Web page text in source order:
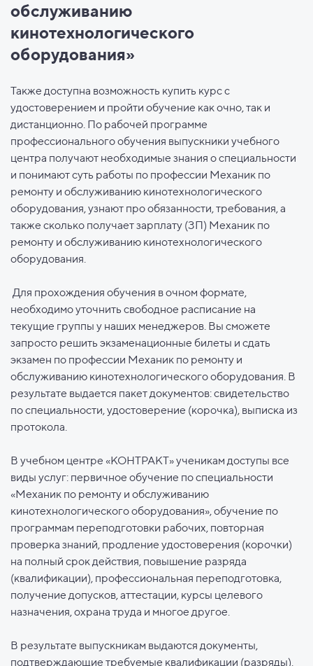
обслуживанию
кинотехнологического
оборудования»
Также доступна возможность купить курс с
удостоверением и пройти обучение как очно, так и
дистанционно. По рабочей программе
профессионального обучения выпускники учебного
центра получают необходимые знания о специальности
и понимают суть работы по профессии Механик по
ремонту и обслуживанию кинотехнологического
оборудования, узнают про обязанности, требования, а
также сколько получает зарплату (ЗП) Механик по
ремонту и обслуживанию кинотехнологического
оборудования.
Для прохождения обучения в очном формате,
необходимо уточнить свободное расписание на
текущие группы у наших менеджеров. Вы сможете
запросто решить экзаменационные билеты и сдать
экзамен по профессии Механик по ремонту и
обслуживанию кинотехнологического оборудования. В
результате выдается пакет документов: свидетельство
по специальности, удостоверение (корочка), выписка из
протокола.
В учебном центре «КОНТРАКТ» ученикам доступы все
виды услуг: первичное обучение по специальности
«Механик по ремонту и обслуживанию
кинотехнологического оборудования», обучение по
программам переподготовки рабочих, повторная
проверка знаний, продление удостоверения (корочки)
на полный срок действия, повышение разряда
(квалификации), профессиональная переподготовка,
получение допусков, аттестации, курсы целевого
назначения, охрана труда и многое другое.
В результате выпускникам выдаются документы,
подтверждающие требуемые квалификации (разряды).